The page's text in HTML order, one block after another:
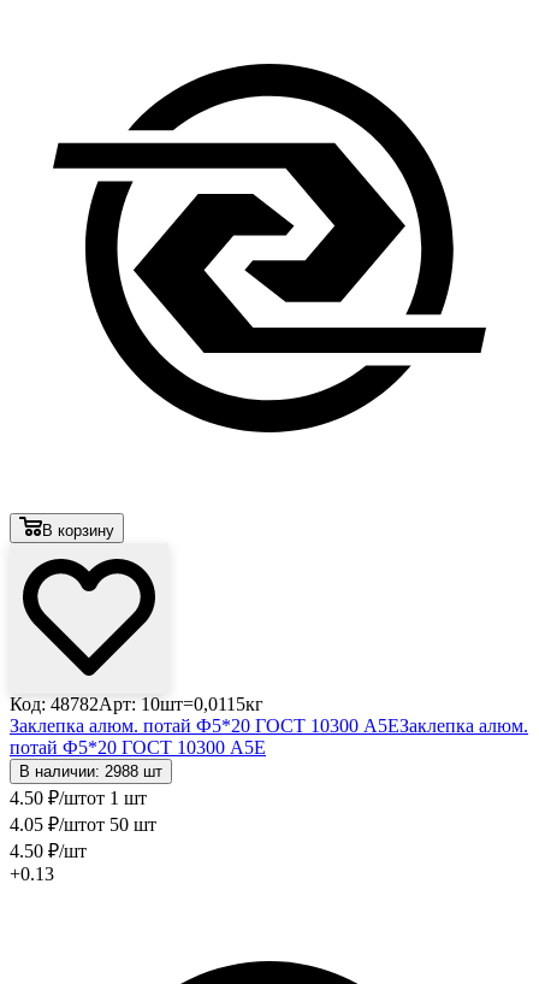
В корзину
Код: 48782Арт: 10шт=0,0115кг
Заклепка алюм. потай Ф5*20 ГОСТ 10300 А5ЕЗаклепка алюм.
потай Ф5*20 ГОСТ 10300 А5Е
В наличии: 2988 шт
4.50 ₽/штот 1 шт
4.05 ₽/штот 50 шт
4.50 ₽/шт
+0.13